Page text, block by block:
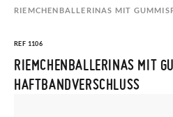
RIEMCHENBALLERINAS MIT
REF 1106
RIEMCHENBALLERINAS MIT
HAFTBANDVERSCHLUSS